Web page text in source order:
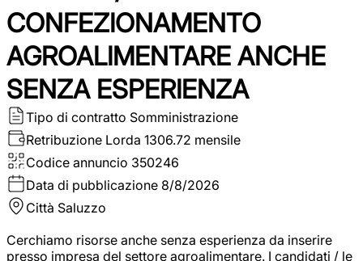
CONFEZIONAMENTO
AGROALIMENTARE ANCHE
SENZA ESPERIENZA
Tipo di contratto Somministrazione
Retribuzione Lorda 1306.72 mensile
Codice annuncio 350246
Data di pubblicazione 8/8/2026
Città Saluzzo
Cerchiamo risorse anche senza esperienza da inserire
presso impresa del settore agroalimentare. I candidati / le